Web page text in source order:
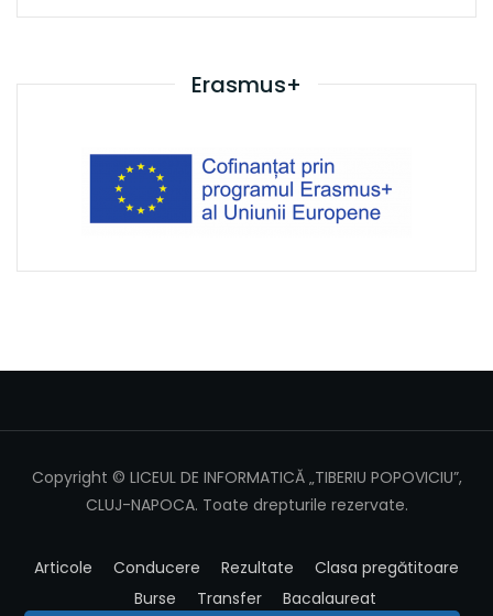
Erasmus+
Copyright © LICEUL DE INFORMATICĂ „TIBERIU POPOVICIU”,
CLUJ-NAPOCA. Toate drepturile rezervate.
Articole Conducere Rezultate
Clasa pregătitoare
Burse
Transfer Bacalaureat